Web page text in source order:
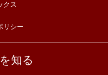
クス
リシー
知る